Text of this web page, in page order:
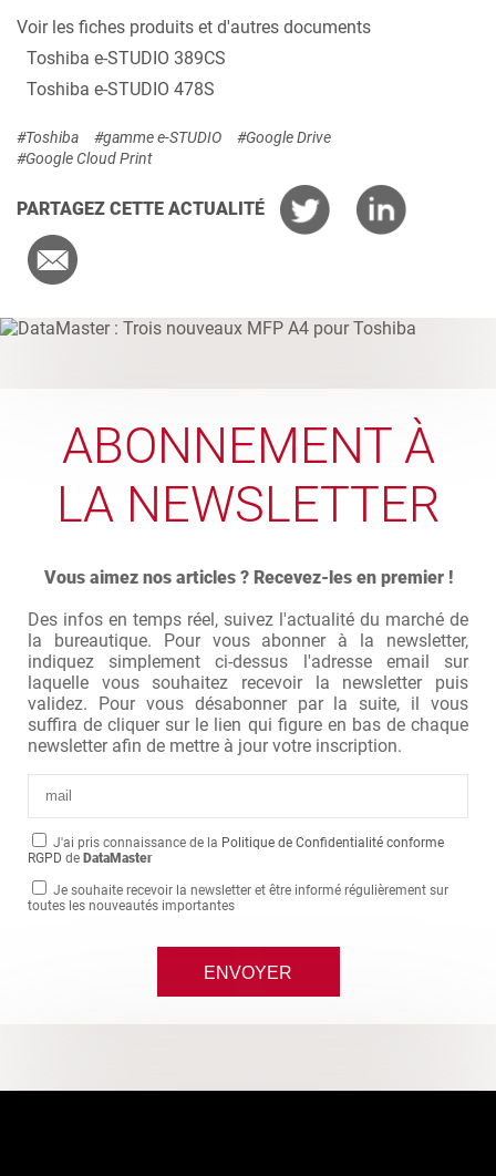
Voir les fiches produits et d'autres documents
Toshiba e-STUDIO 389CS
Toshiba e-STUDIO 478S
#Toshiba #gamme e-STUDIO
#Google Drive
#Google Cloud Print
PARTAGEZ CETTE ACTUALITÉ
ABONNEMENT À
LA NEWSLETTER
Vous aimez nos articles ? Recevez-les en premier !
Des infos en temps réel, suivez l'actualité du marché de
la bureautique. Pour vous abonner à la newsletter,
indiquez simplement ci-dessus l'adresse email sur
laquelle vous souhaitez recevoir la newsletter puis
validez. Pour vous désabonner par la suite, il vous
suffira de cliquer sur le lien qui figure en bas de chaque
newsletter afin de mettre à jour votre inscription.
J'ai pris connaissance de la Politique de Confidentialité conforme
RGPD de DataMaster
Je souhaite recevoir la newsletter et être informé régulièrement sur
toutes les nouveautés importantes